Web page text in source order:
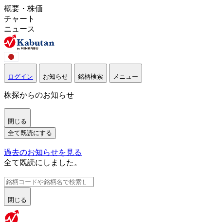
概要・株価
チャート
ニュース
ログイン お知らせ 銘柄検索 メニュー
株探からのお知らせ
閉じる
全て既読にする
過去のお知らせを見る
全て既読にしました。
閉じる